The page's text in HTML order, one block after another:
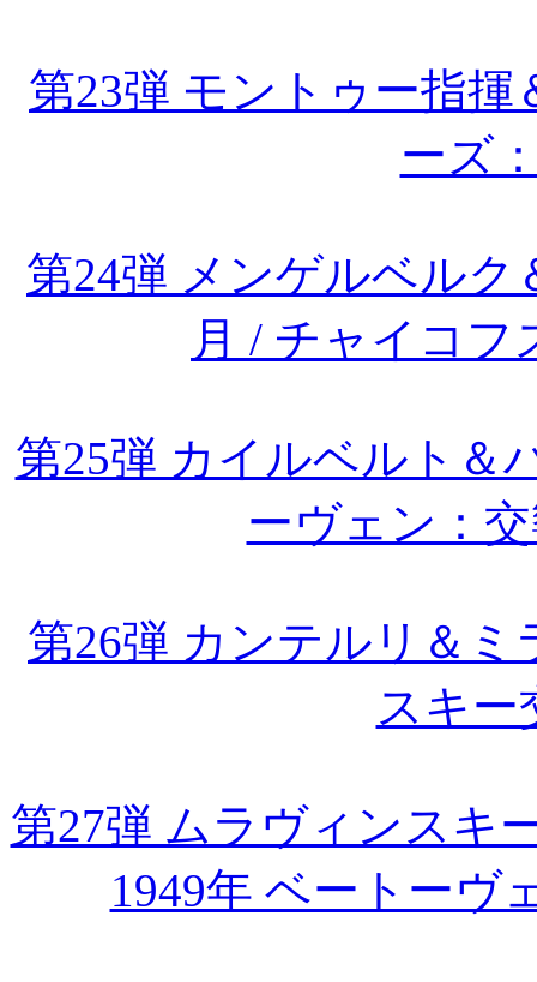
第23弾 モントゥー指
ーズ
第24弾 メンゲルベルク
月 / チャイコフ
第25弾 カイルベルト＆
ーヴェン：
第26弾 カンテルリ＆
スキー
第27弾 ムラヴィンス
1949年 ベートーヴ